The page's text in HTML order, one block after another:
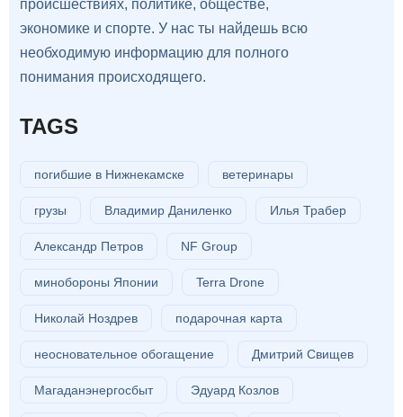
происшествиях, политике, обществе,
экономике и спорте. У нас ты найдешь всю
необходимую информацию для полного
понимания происходящего.
TAGS
погибшие в Нижнекамске ветеринары
грузы Владимир Даниленко Илья Трабер
Александр Петров NF Group
минобороны Японии Terra Drone
Николай Ноздрев подарочная карта
неосновательное обогащение Дмитрий Свищев
Магаданэнергосбыт Эдуард Козлов